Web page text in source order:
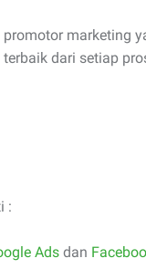
marketing
dari setiap
:
Ads dan